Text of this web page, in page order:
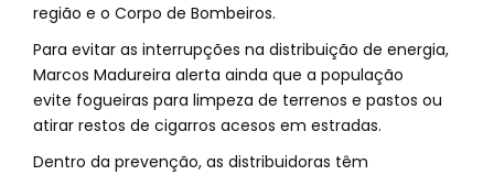
região e o Corpo de Bombeiros.
Para evitar as interrupções na distribuição de energia,
Marcos Madureira alerta ainda que a população
evite fogueiras para limpeza de terrenos e pastos ou
atirar restos de cigarros acesos em estradas.
Dentro da prevenção, as distribuidoras têm